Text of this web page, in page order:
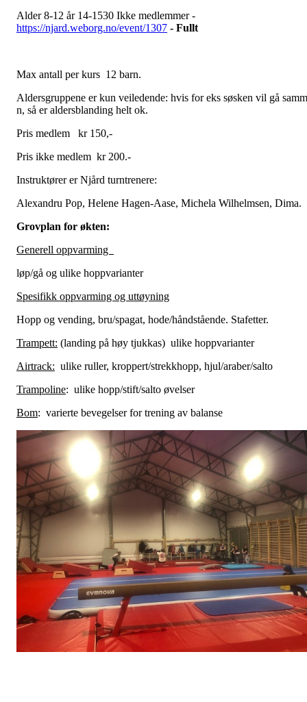
Alder 8-12 år 14-1530 Ikke medlemmer -
https://njard.weborg.no/event/1307 - Fullt
Max antall per kurs 12 barn.
Aldersgruppene er kun veiledende: hvis for eks søsken vil gå
n, så er aldersblanding helt ok.
Pris medlem kr 150,-
Pris ikke medlem kr 200.-
Instruktører er Njård turntrenere:
Alexandru Pop, Helene Hagen-Aase, Michela Wilhelmsen, Dima.
Grovplan for økten:
Generell oppvarming
løp/gå og ulike hoppvarianter
Spesifikk oppvarming og uttøyning
Hopp og vending, bru/spagat, hode/håndstående. Stafetter.
Trampett: (landing på høy tjukkas) ulike hoppvarianter
Airtrack: ulike ruller, kroppert/strekkhopp, hjul/araber/salto
Trampoline: ulike hopp/stift/salto øvelser
Bom: varierte bevegelser for trening av balanse